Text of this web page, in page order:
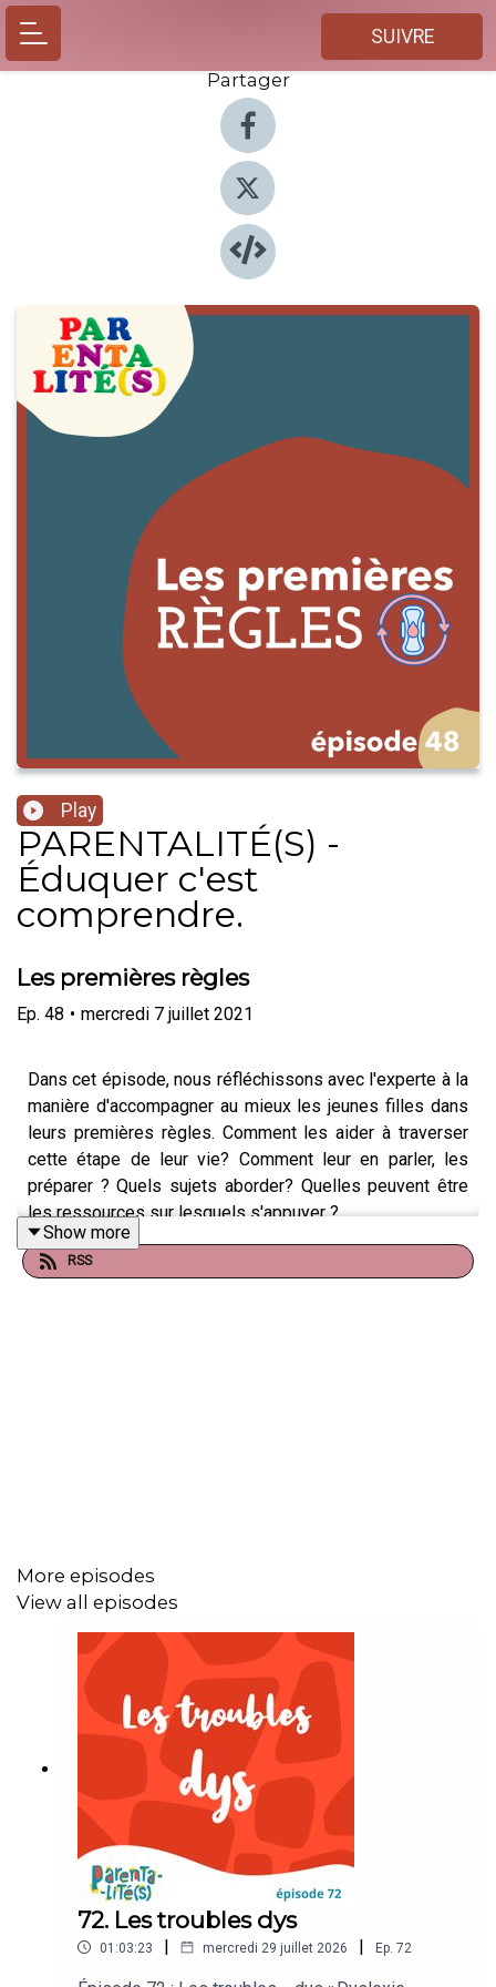
SUIVRE
Partager
Play
PARENTALITÉ(S) -
Éduquer c'est
comprendre.
Les premières règles
Ep. 48 • mercredi 7 juillet 2021
Dans cet épisode, nous réfléchissons avec l'experte à la
manière d'accompagner au mieux les jeunes filles dans
leurs premières règles. Comment les aider à traverser
cette étape de leur vie? Comment leur en parler, les
préparer ? Quels sujets aborder? Quelles peuvent être
les ressources sur lesquels s'appuyer ?
Témoin : Aurélie
Show more
RSS
More episodes
View all episodes
72. Les troubles dys
01:03:23 | mercredi 29 juillet 2026 | Ep. 72